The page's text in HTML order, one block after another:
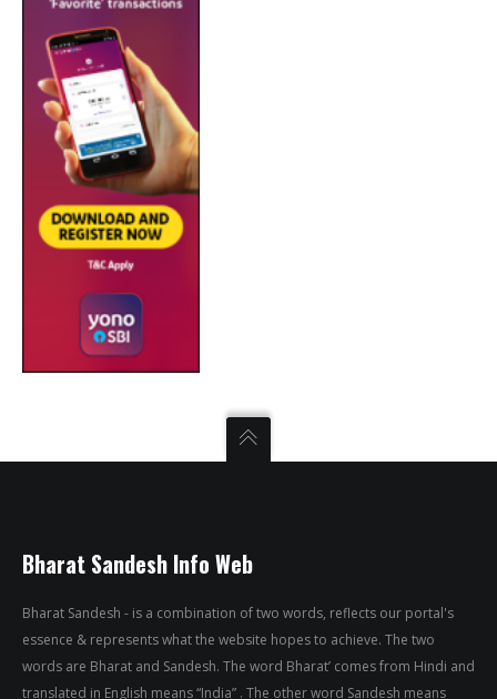
Bharat Sandesh Info Web
Bharat Sandesh - is a combination of two words, reflects our portal's
essence & represents what the website hopes to achieve. The two
words are Bharat and Sandesh. The word Bharat’ comes from Hindi and
translated in English means “India” . The other word Sandesh means